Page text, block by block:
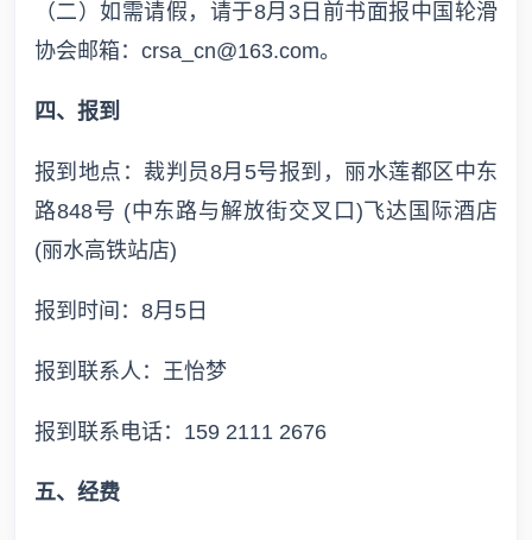
（二）如需请假，请于8月3日前书面报中国轮滑
协会邮箱：crsa_cn@163.com。
四、报到
报到地点：裁判员8月5号报到，丽水莲都区中东
路848号 (中东路与解放街交叉口)飞达国际酒店
(丽水高铁站店)
报到时间：8月5日
报到联系人：王怡梦
报到联系电话：159 2111 2676
五、经费